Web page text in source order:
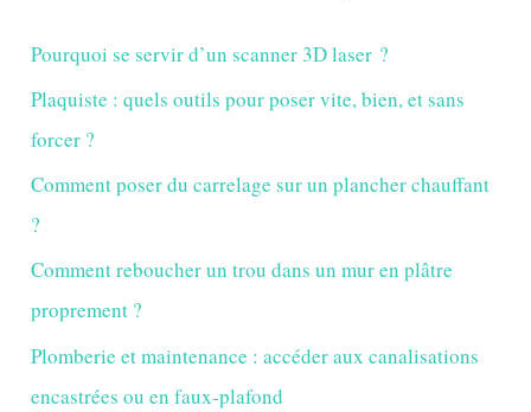
Pourquoi se servir d’un scanner 3D laser ?
Plaquiste : quels outils pour poser vite, bien, et sans
forcer ?
Comment poser du carrelage sur un plancher chauffant
?
Comment reboucher un trou dans un mur en plâtre
proprement ?
Plomberie et maintenance : accéder aux canalisations
encastrées ou en faux-plafond